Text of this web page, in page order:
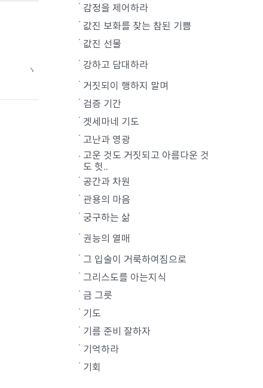
감정을 제어하라
값진 보화를 찾는 참된 기쁨
값진 선물
강하고 담대하라
거짓되이 행하지 말며
검증 기간
겟세마네 기도
고난과 영광
고운 것도 거짓되고 아름다운 것
도 헛..
공간과 차원
관용의 마음
궁구하는 삶
권능의 열매
그 입술이 거룩하여짐으로
그리스도를 아는지식
금 그릇
기도
기름 준비 잘하자
기억하라
기회